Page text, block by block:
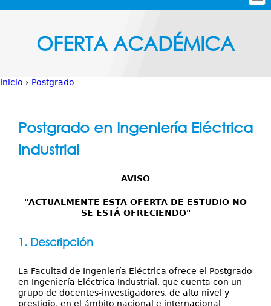
Nuestra Facultad
Servicios
OFERTA ACADÉMICA
está
aquí
Inicio › Postgrado
Postgrado en Ingeniería Eléctrica
Industrial
AVISO
"ACTUALMENTE ESTA OFERTA DE ESTUDIO NO
SE ESTÁ OFRECIENDO"
1. Descripción
La Facultad de Ingeniería Eléctrica ofrece el Postgrado
en Ingeniería Eléctrica Industrial, que cuenta con un
grupo de docentes-investigadores, de alto nivel y
prestigio, en el ámbito nacional e internacional